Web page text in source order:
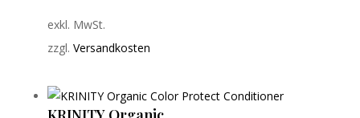
exkl. MwSt.
zzgl. Versandkosten